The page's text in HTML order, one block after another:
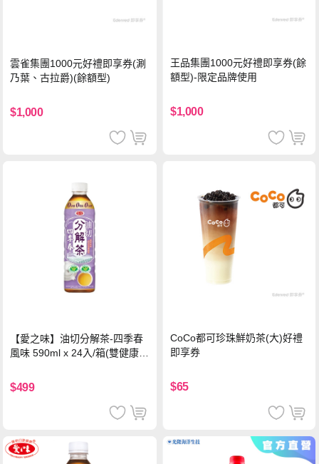
雲雀集團1000元好禮即享券(涮
乃葉、古拉爵)(餘額型)
$1,000
王品集團1000元好禮即享券(餘
額型)-限定品牌使用
$1,000
【愛之味】油切分解茶-四季春
風味 590ml x 24入/箱(雙健康認
$499
CoCo都可珍珠鮮奶茶(大)好禮
即享券
$65